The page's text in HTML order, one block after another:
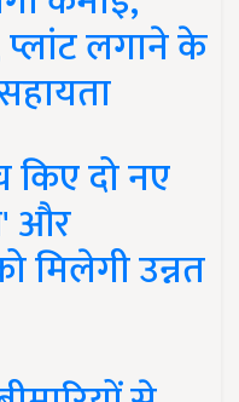
लगाने के
दो नए
और
मिलेगी उन्नत